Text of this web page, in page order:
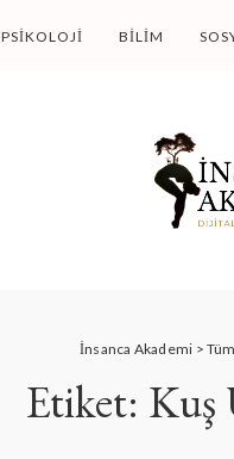
PSIKOLOJI BILIM
İnsanca Akademi >
Etiket: Kuş